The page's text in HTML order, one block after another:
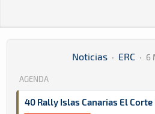
Noticias · ERC · 6
AGENDA
40 Rally Islas Canarias El Corte